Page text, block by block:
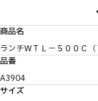
商品名
ランチＷＴＬ－５００Ｃ（
品番
A3904
サイズ